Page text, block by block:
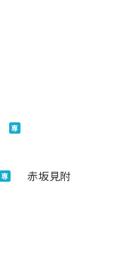
専
専 赤坂見附